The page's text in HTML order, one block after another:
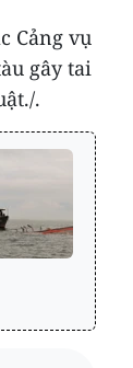
Cảng vụ
gây tai
.